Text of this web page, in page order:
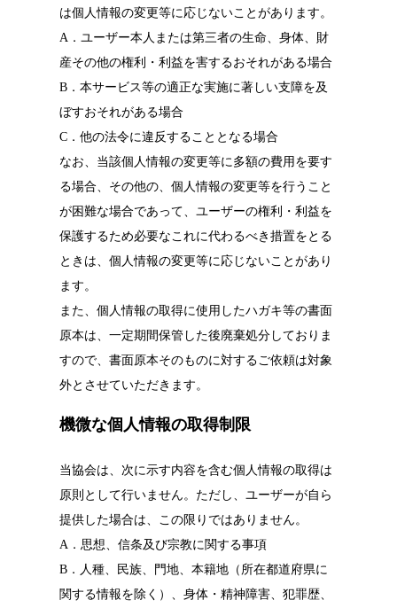
は個人情報の変更等に応じないことがあります。
A．ユーザー本人または第三者の生命、身体、財
産その他の権利・利益を害するおそれがある場合
B．本サービス等の適正な実施に著しい支障を及
ぼすおそれがある場合
C．他の法令に違反することとなる場合
なお、当該個人情報の変更等に多額の費用を要す
る場合、その他の、個人情報の変更等を行うこと
が困難な場合であって、ユーザーの権利・利益を
保護するため必要なこれに代わるべき措置をとる
ときは、個人情報の変更等に応じないことがあり
ます。
また、個人情報の取得に使用したハガキ等の書面
原本は、一定期間保管した後廃棄処分しておりま
すので、書面原本そのものに対するご依頼は対象
外とさせていただきます。
機微な個人情報の取得制限
当協会は、次に示す内容を含む個人情報の取得は
原則として行いません。ただし、ユーザーが自ら
提供した場合は、この限りではありません。
A．思想、信条及び宗教に関する事項
B．人種、民族、門地、本籍地（所在都道府県に
関する情報を除く）、身体・精神障害、犯罪歴、